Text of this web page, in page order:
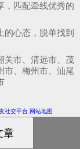
，匹配牵线优秀的
心态，脱单找到
关市、清远市、茂
市、梅州市、汕尾
社交平台 网站地图